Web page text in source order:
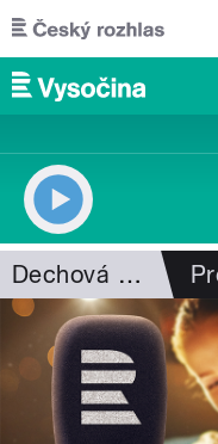
Přejít k hlavnímu obsahu
Dechová hudba